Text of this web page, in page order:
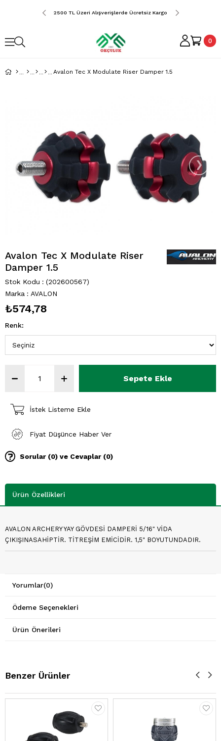
Ücretsiz Kargo 2500 TL Üzeri Alışverişlerde Ücretsiz Kargo 2500 TL Üzeri
0
Avalon Tec X Modulate Riser Damper 1.5
›
Avalon Tec X Modulate Riser
Damper 1.5
Stok Kodu
(202600567)
Marka : AVALON
₺574,78
Renk:
İstek Listeme Ekle
Fiyat Düşünce Haber Ver
Sorular (0) ve Cevaplar (0)
Ürün Özellikleri
AVALON ARCHERY YAY GÖVDESİ DAMPERİ 5/16" VİDA
ÇIKIŞINASAHİPTİR. TİTREŞİM EMİCİDİR. 1,5" BOYUTUNDADIR.
Yorumlar(0)
Ödeme Seçenekleri
Ürün Önerileri
Benzer Ürünler